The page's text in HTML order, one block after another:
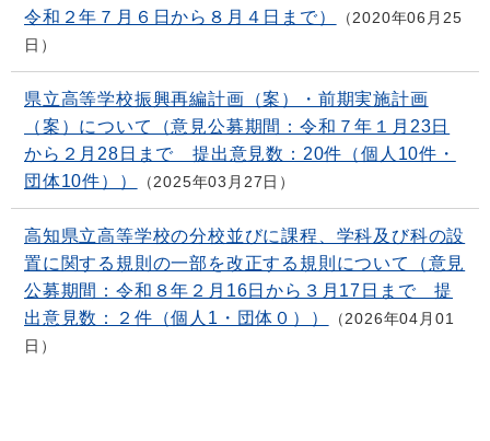
令和２年７月６日から８月４日まで）
2020年06月25
日
県立高等学校振興再編計画（案）・前期実施計画
（案）について（意見公募期間：令和７年１月23日
から２月28日まで 提出意見数：20件（個人10件・
団体10件））
2025年03月27日
高知県立高等学校の分校並びに課程、学科及び科の設
置に関する規則の一部を改正する規則について（意見
公募期間：令和８年２月16日から３月17日まで 提
出意見数：２件（個人1・団体０））
2026年04月01
日